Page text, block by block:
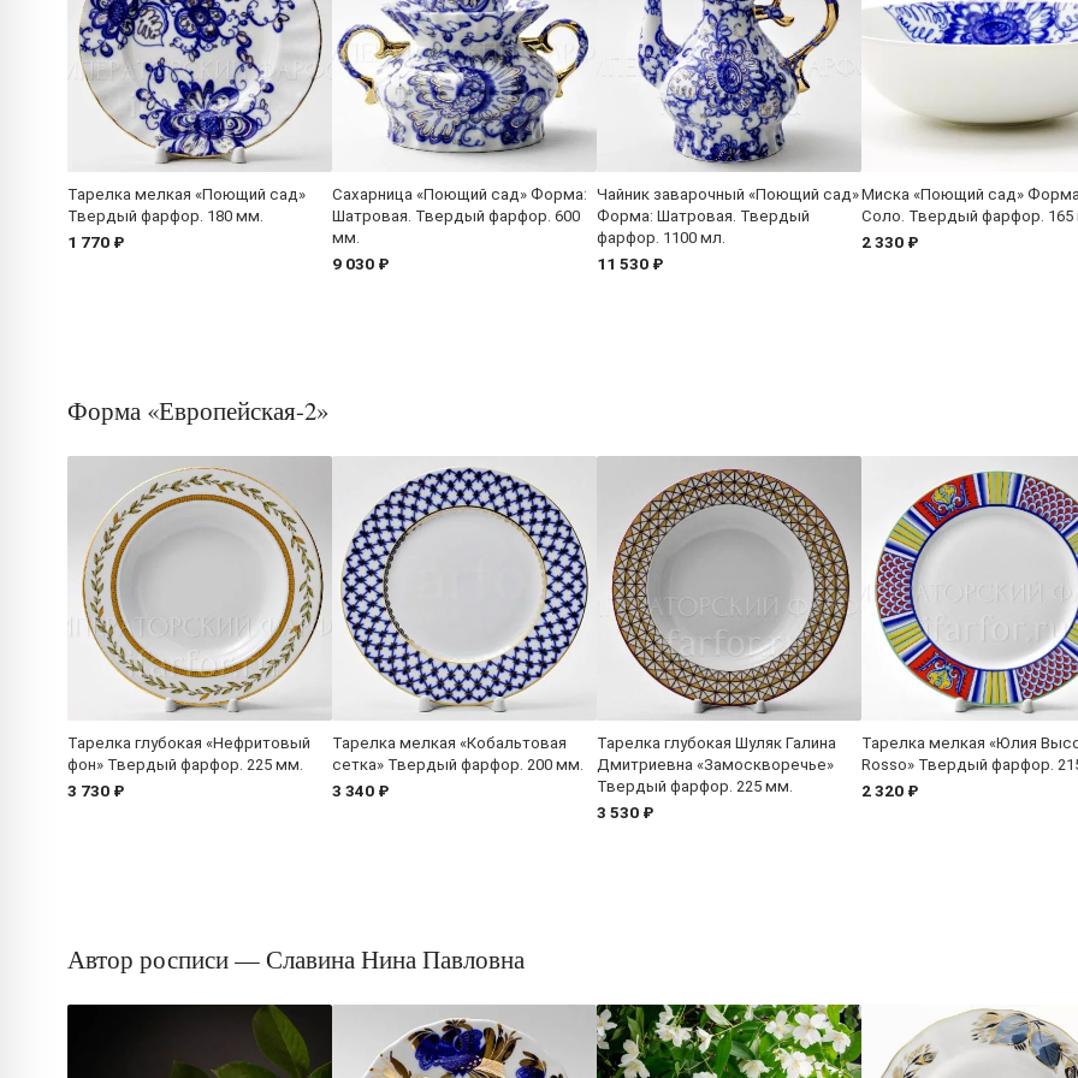
Тарелка мелкая «Поющий сад»
Твердый фарфор. 180 мм.
1 770 ₽
Сахарница «Поющий сад» Форма:
Шатровая. Твердый фарфор. 600
мм.
9 030 ₽
Чайник заварочный «Поющий сад»
Форма: Шатровая. Твердый
фарфор. 1100 мл.
11 530 ₽
Миска «Поющий сад»
Соло. Твердый фарфор.
2 330 ₽
Форма «Европейская-2»
Тарелка глубокая «Нефритовый
фон» Твердый фарфор. 225 мм.
3 730 ₽
Тарелка мелкая «Кобальтовая
сетка» Твердый фарфор. 200 мм.
3 340 ₽
Тарелка глубокая Шуляк Галина
Дмитриевна «Замоскворечье»
Твердый фарфор. 225 мм.
3 530 ₽
Тарелка мелкая «Юлия
Rosso» Твердый фарфор.
2 320 ₽
Автор росписи — Славина Нина Павловна